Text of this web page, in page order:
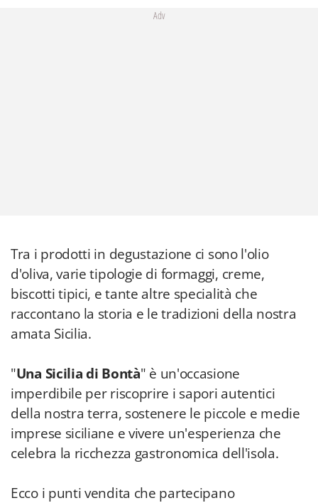
Adv
Tra i prodotti in degustazione ci sono l'olio
d'oliva, varie tipologie di formaggi, creme,
biscotti tipici, e tante altre specialità che
raccontano la storia e le tradizioni della nostra
amata Sicilia.
"Una Sicilia di Bontà" è un'occasione
imperdibile per riscoprire i sapori autentici
della nostra terra, sostenere le piccole e medie
imprese siciliane e vivere un'esperienza che
celebra la ricchezza gastronomica dell'isola.
Ecco i punti vendita che partecipano